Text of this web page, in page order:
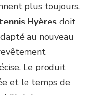
plus toujours.
Hyères doit
au nouveau
Le produit
et le temps de